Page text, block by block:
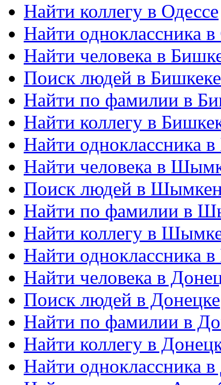
Найти коллегу в Одессе
Найти одноклассника в
Найти человека в
Поиск людей в Бишкеке
Найти по фамилии в
Найти коллегу в
Найти одноклассника
Найти человека в
Поиск людей в
Найти по фамилии в
Найти коллегу в
Найти одноклассника
Найти человека в
Поиск людей в Донецке
Найти по фамилии в
Найти коллегу в
Найти одноклассника